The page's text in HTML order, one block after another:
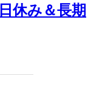
休み＆長期